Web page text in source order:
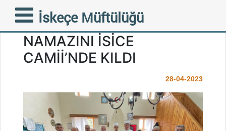
İskeçe Müftülüğü
MÜFTÜMÜZ MUSTAFA
TRAMPA CUMA
NAMAZINI İSİCE
CAMİİ’NDE KILDI
28-04-2023